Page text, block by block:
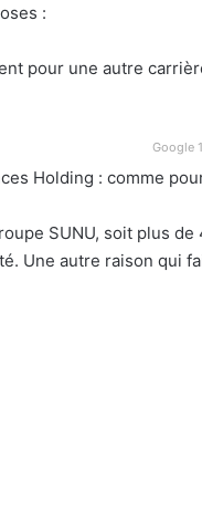
:
pour une autre
Google 1
Holding : comme
SUNU, soit plus
Une autre raison qui